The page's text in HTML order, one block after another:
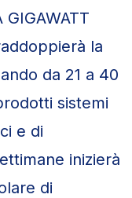
la
da 21 a 40
sistemi
e di
inizierà
di